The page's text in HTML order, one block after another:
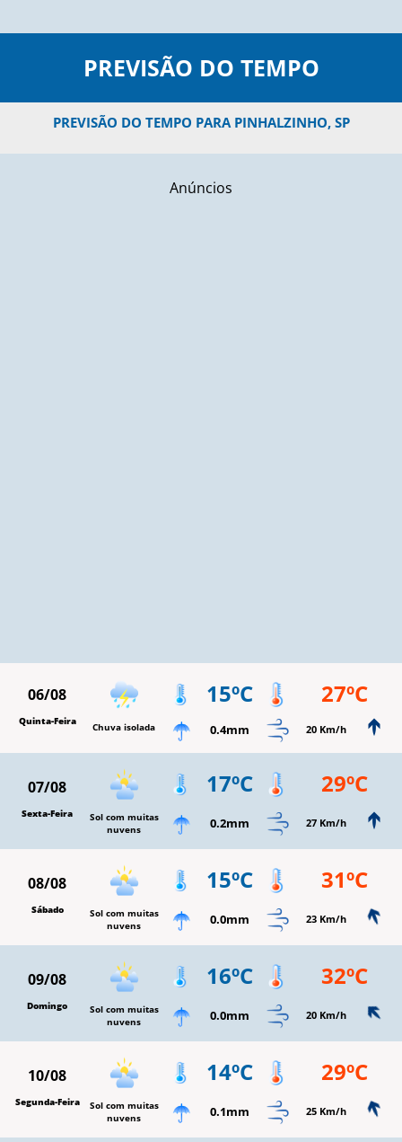
PREVISÃO DO TEMPO
PREVISÃO DO TEMPO PARA PINHALZINHO, SP
Anúncios
06/08
Quinta-Feira Chuva isolada
15ºC 27ºC
0.4mm 20 Km/h
07/08
Sexta-Feira
Sol com muitas
nuvens
17ºC 29ºC
0.2mm 27 Km/h
08/08
Sábado
Sol com muitas
nuvens
15ºC 31ºC
0.0mm 23 Km/h
09/08
Domingo
Sol com muitas
nuvens
16ºC 32ºC
0.0mm 20 Km/h
10/08
Segunda-Feira
Sol com muitas
nuvens
14ºC 29ºC
0.1mm 25 Km/h